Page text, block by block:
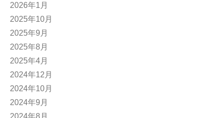
2026年1月
2025年10月
2025年9月
2025年8月
2025年4月
2024年12月
2024年10月
2024年9月
2024年8月